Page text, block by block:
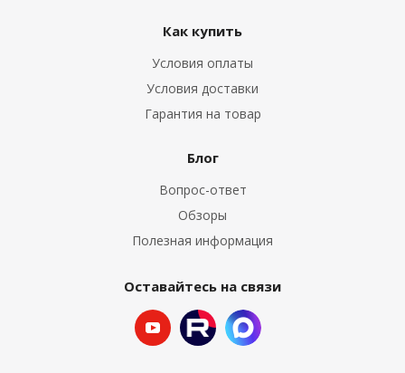
Как купить
Условия оплаты
Условия доставки
Гарантия на товар
Блог
Вопрос-ответ
Обзоры
Полезная информация
Оставайтесь на связи